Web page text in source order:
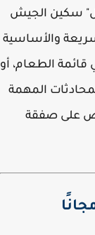
سكين الجيش
والأساسية
الطعام، أو
المهمة
على صفقة